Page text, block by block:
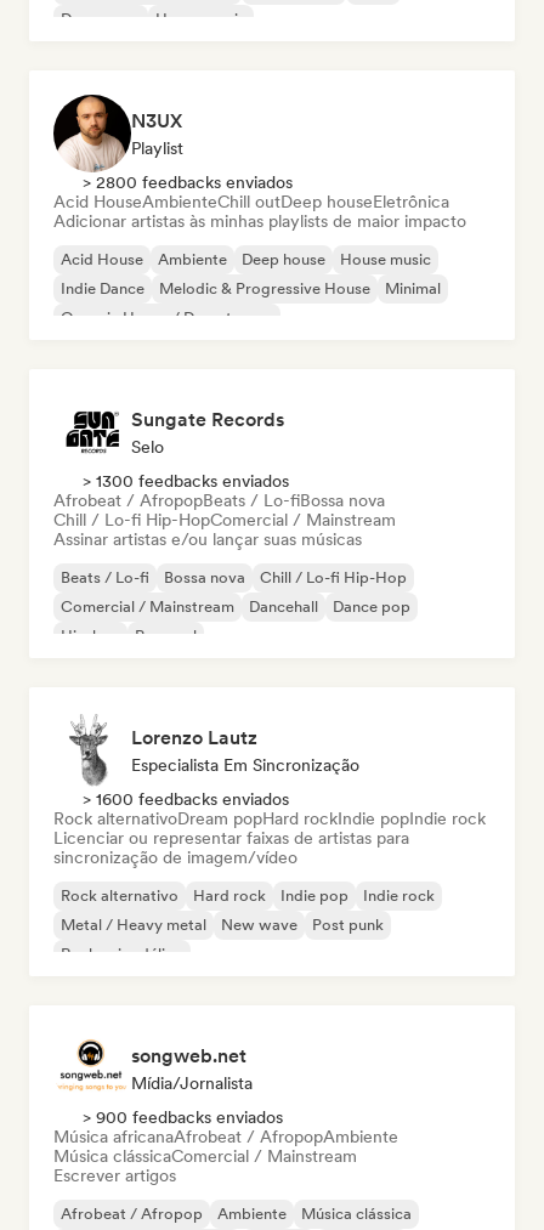
Dream pop
House music
N3UX
Playlist
> 2800 feedbacks enviados
Acid HouseAmbienteChill outDeep houseEletrônica
Adicionar artistas às minhas playlists de maior impacto
Acid House Ambiente Deep house
House music
Indie Dance
Melodic & Progressive House
Minimal
Organic House / Downtempo
Sungate Records
Selo
> 1300 feedbacks enviados
Afrobeat / AfropopBeats / Lo-fiBossa nova
Chill / Lo-fi Hip-HopComercial / Mainstream
Assinar artistas e/ou lançar suas músicas
Beats / Lo-fi Bossa nova
Chill / Lo-fi Hip-Hop
Comercial / Mainstream
Dancehall
Dance pop
Hip-hop
Pop soul
Lorenzo Lautz
Especialista Em Sincronização
> 1600 feedbacks enviados
Rock alternativoDream popHard rockIndie popIndie rock
Licenciar ou representar faixas de artistas para
sincronização de imagem/vídeo
Rock alternativo Hard rock Indie pop
Indie rock
Metal / Heavy metal
New wave
Post punk
Rock psicodélico
songweb.net
Mídia/Jornalista
> 900 feedbacks enviados
Música africanaAfrobeat / AfropopAmbiente
Música clássicaComercial / Mainstream
Escrever artigos
Afrobeat / Afropop Ambiente Música clássica